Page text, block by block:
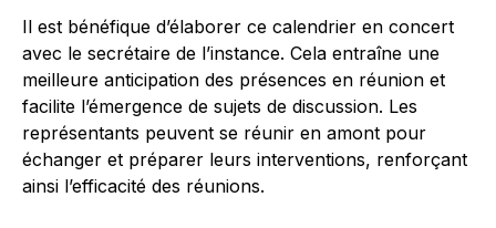
Il est bénéfique d’élaborer ce calendrier en concert
avec le secrétaire de l’instance. Cela entraîne une
meilleure anticipation des présences en réunion et
facilite l’émergence de sujets de discussion. Les
représentants peuvent se réunir en amont pour
échanger et préparer leurs interventions, renforçant
ainsi l’efficacité des réunions.